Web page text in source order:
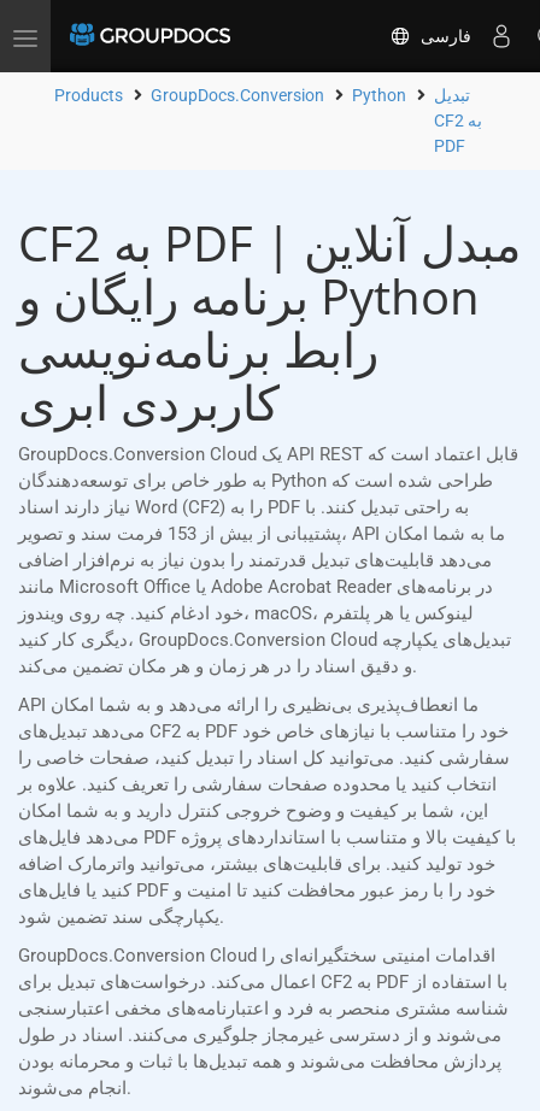
Toggle
فارسی
Products GroupDocs.Conversion Python
تبدیل
CF2 به
PDF
CF2 به PDF مبدل آنلاین |
برنامه رایگان و Python
رابط برنامه‌نویسی
کاربردی ابری
GroupDocs.Conversion Cloud یک API REST قابل اعتماد است که
به طور خاص برای توسعه‌دهندگان Python طراحی شده است که
نیاز دارند اسناد Word (CF2) را به PDF به راحتی تبدیل کنند. با
پشتیبانی از بیش از 153 فرمت سند و تصویر، API ما به شما امکان
می‌دهد قابلیت‌های تبدیل قدرتمند را بدون نیاز به نرم‌افزار اضافی
مانند Microsoft Office یا Adobe Acrobat Reader در برنامه‌های
خود ادغام کنید. چه روی ویندوز، macOS، لینوکس یا هر پلتفرم
دیگری کار کنید، GroupDocs.Conversion Cloud تبدیل‌های یکپارچه
و دقیق اسناد را در هر زمان و هر مکان تضمین می‌کند.
API ما انعطاف‌پذیری بی‌نظیری را ارائه می‌دهد و به شما امکان
می‌دهد تبدیل‌های CF2 به PDF خود را متناسب با نیازهای خاص خود
سفارشی کنید. می‌توانید کل اسناد را تبدیل کنید، صفحات خاصی را
انتخاب کنید یا محدوده صفحات سفارشی را تعریف کنید. علاوه بر
این، شما بر کیفیت و وضوح خروجی کنترل دارید و به شما امکان
می‌دهد فایل‌های PDF با کیفیت بالا و متناسب با استانداردهای پروژه
خود تولید کنید. برای قابلیت‌های بیشتر، می‌توانید واترمارک اضافه
کنید یا فایل‌های PDF خود را با رمز عبور محافظت کنید تا امنیت و
یکپارچگی سند تضمین شود.
GroupDocs.Conversion Cloud اقدامات امنیتی سختگیرانه‌ای را
اعمال می‌کند. درخواست‌های تبدیل برای CF2 به PDF با استفاده از
شناسه مشتری منحصر به فرد و اعتبارنامه‌های مخفی اعتبارسنجی
می‌شوند و از دسترسی غیرمجاز جلوگیری می‌کنند. اسناد در طول
پردازش محافظت می‌شوند و همه تبدیل‌ها با ثبات و محرمانه بودن
انجام می‌شوند.